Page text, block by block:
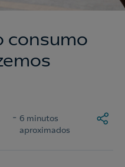
consumo
- 6 minutos
aproximados